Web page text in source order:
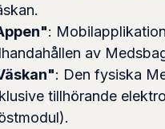
:
av
: Den fysiska
tillhörande